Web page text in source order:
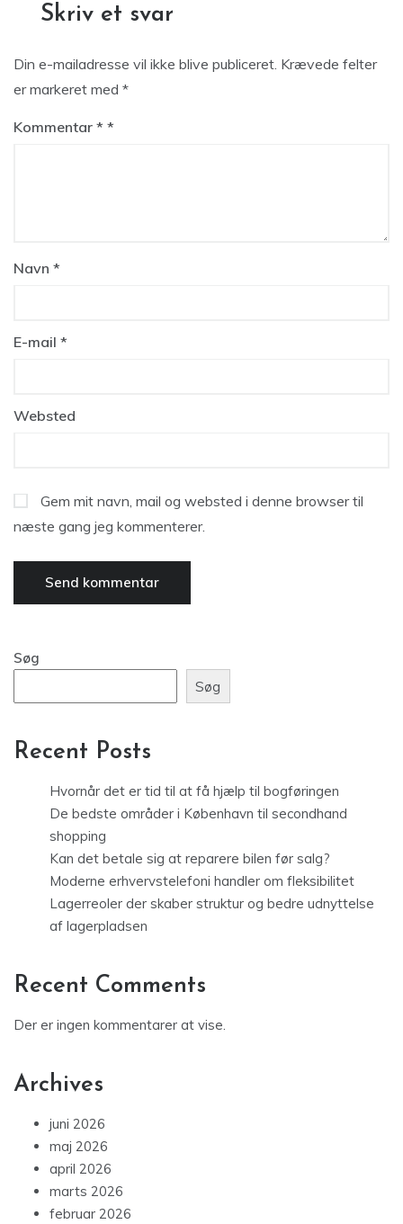
Skriv et svar
Din e-mailadresse vil ikke blive publiceret. Krævede felter
er markeret med *
Kommentar *
Navn *
E-mail *
Websted
Gem mit navn, mail og websted i denne browser til
næste gang jeg kommenterer.
Søg
Søg
Recent Posts
Hvornår det er tid til at få hjælp til bogføringen
De bedste områder i København til secondhand
shopping
Kan det betale sig at reparere bilen før salg?
Moderne erhvervstelefoni handler om fleksibilitet
Lagerreoler der skaber struktur og bedre udnyttelse
af lagerpladsen
Recent Comments
Der er ingen kommentarer at vise.
Archives
juni 2026
maj 2026
april 2026
marts 2026
februar 2026